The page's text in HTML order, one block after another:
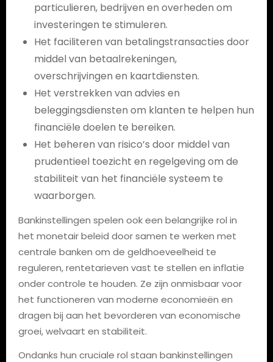
particulieren, bedrijven en overheden om
investeringen te stimuleren.
Het faciliteren van betalingstransacties door
middel van betaalrekeningen,
overschrijvingen en kaartdiensten.
Het verstrekken van advies en
beleggingsdiensten om klanten te helpen hun
financiële doelen te bereiken.
Het beheren van risico’s door middel van
prudentieel toezicht en regelgeving om de
stabiliteit van het financiële systeem te
waarborgen.
Bankinstellingen spelen ook een belangrijke rol in
het monetair beleid door samen te werken met
centrale banken om de geldhoeveelheid te
reguleren, rentetarieven vast te stellen en inflatie
onder controle te houden. Ze zijn onmisbaar voor
het functioneren van moderne economieën en
dragen bij aan het bevorderen van economische
groei, welvaart en stabiliteit.
Ondanks hun cruciale rol staan bankinstellingen